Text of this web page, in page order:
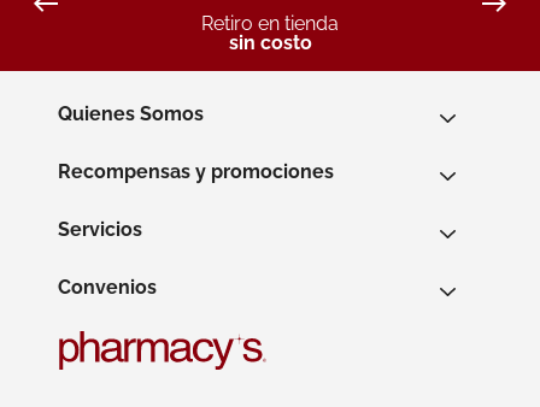
Retiro en tienda
sin costo
Quienes Somos
Recompensas y promociones
Servicios
Convenios